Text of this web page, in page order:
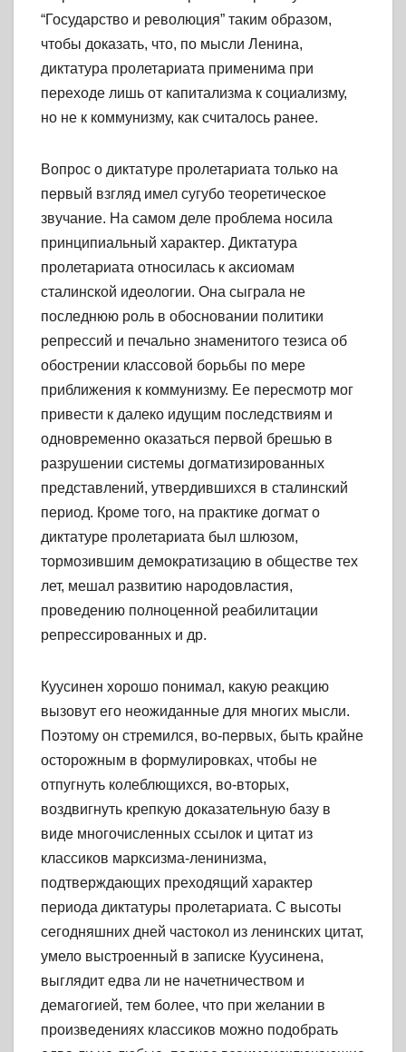
“Государство и революция” таким образом,
чтобы доказать, что, по мысли Ленина,
диктатура пролетариата применима при
переходе лишь от капитализма к социализму,
но не к коммунизму, как считалось ранее.
Вопрос о диктатуре пролетариата только на
первый взгляд имел сугубо теоретическое
звучание. На самом деле проблема носила
принципиальный характер. Диктатура
пролетариата относилась к аксиомам
сталинской идеологии. Она сыграла не
последнюю роль в обосновании политики
репрессий и печально знаменитого тезиса об
обострении классовой борьбы по мере
приближения к коммунизму. Ее пересмотр мог
привести к далеко идущим последствиям и
одновременно оказаться первой брешью в
разрушении системы догматизированных
представлений, утвердившихся в сталинский
период. Кроме того, на практике догмат о
диктатуре пролетариата был шлюзом,
тормозившим демократизацию в обществе тех
лет, мешал развитию народовластия,
проведению полноценной реабилитации
репрессированных и др.
Куусинен хорошо понимал, какую реакцию
вызовут его неожиданные для многих мысли.
Поэтому он стремился, во-первых, быть крайне
осторожным в формулировках, чтобы не
отпугнуть колеблющихся, во-вторых,
воздвигнуть крепкую доказательную базу в
виде многочисленных ссылок и цитат из
классиков марксизма-ленинизма,
подтверждающих преходящий характер
периода диктатуры пролетариата. С высоты
сегодняшних дней частокол из ленинских цитат,
умело выстроенный в записке Куусинена,
выглядит едва ли не начетничеством и
демагогией, тем более, что при желании в
произведениях классиков можно подобрать